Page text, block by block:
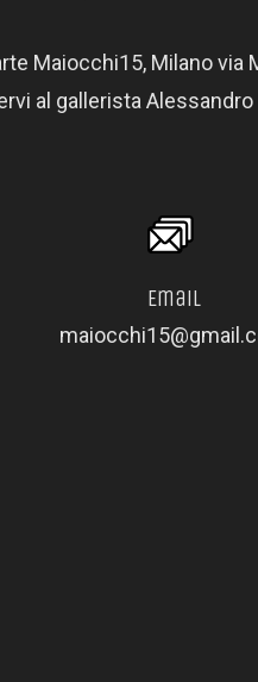
Maiocchi15, Milano via
al gallerista
Email